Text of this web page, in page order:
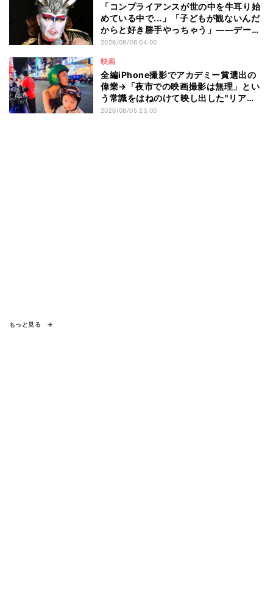
「コンプライアンスが世の中を牛耳り始
めている中で...」「子どもが観ないんだ
からと好き勝手やっちゃう」――デーモ
ン閣下が語る映画『レディ・オア・ノッ
2026/08/06 04:00
映画
全編iPhone撮影でアカデミー賞選出の
偉業→「夜市での映画撮影は無理」とい
う常識をはねのけて映し出した"リア
ル"とは――ツォウ監督が語る映画『左
2026/08/05 23:00
もっと見る